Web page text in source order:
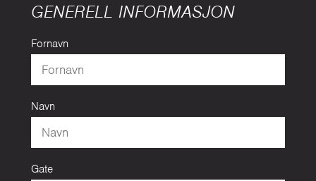
GENERELL INFORMASJON
Fornavn
Navn
Gate